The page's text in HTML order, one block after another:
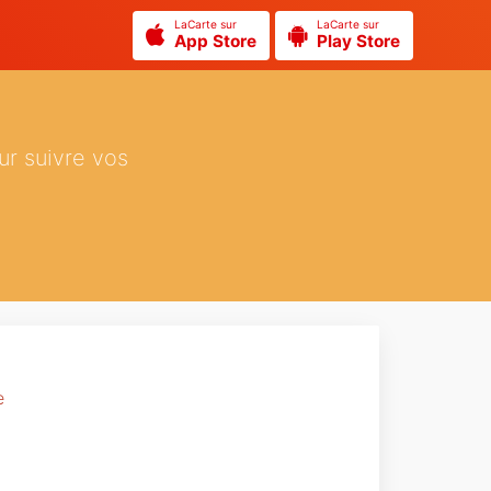
LaCarte sur
App Store
LaCarte sur
Play Store
suivre vos